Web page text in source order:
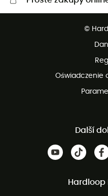
©
Oświadczenie
Další
Hardloop